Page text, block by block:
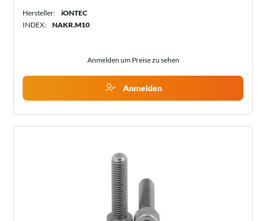
Hersteller:
iONTEC
INDEX:
NAKR.M10
Anmelden um Preise zu sehen
Anmelden